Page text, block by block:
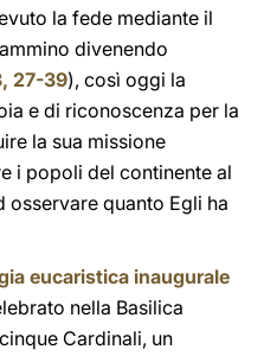
la fede mediante il
divenendo
27-39), così oggi la
e di riconoscenza per la
la sua missione
i popoli del continente al
osservare quanto Egli ha
eucaristica inaugurale
nella Basilica
Cardinali, un